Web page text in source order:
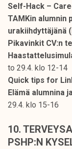
Self-Hack –
TAMKin alumnin
urakiihdyttäjänä
Pikavinkit CV:n
to 29.4. klo 12-14
Quick tips for
Elämä alumnina
29.4. klo 15-16
10.
PSHP:N